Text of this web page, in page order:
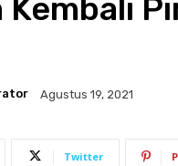
Kembali
Agustus 19, 2021
Twitter